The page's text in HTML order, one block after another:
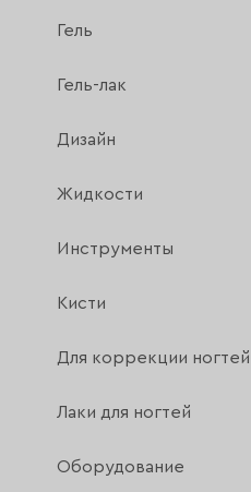
Гель
Гель-лак
Дизайн
Жидкости
Инструменты
Кисти
Для коррекции ногтей
Лаки для ногтей
Оборудование